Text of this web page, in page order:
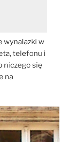
wynalazki w
telefonu i
niczego się
na